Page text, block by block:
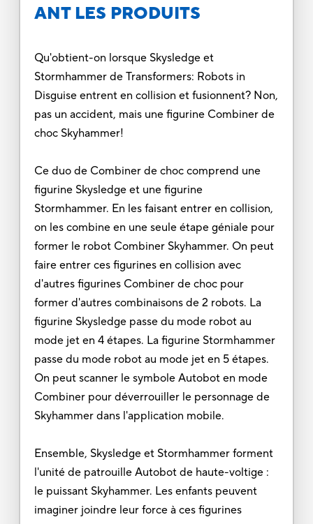
ANT LES PRODUITS
Qu'obtient-on lorsque Skysledge et
Stormhammer de Transformers: Robots in
Disguise entrent en collision et fusionnent? Non,
pas un accident, mais une figurine Combiner de
choc Skyhammer!
Ce duo de Combiner de choc comprend une
figurine Skysledge et une figurine
Stormhammer. En les faisant entrer en collision,
on les combine en une seule étape géniale pour
former le robot Combiner Skyhammer. On peut
faire entrer ces figurines en collision avec
d'autres figurines Combiner de choc pour
former d'autres combinaisons de 2 robots. La
figurine Skysledge passe du mode robot au
mode jet en 4 étapes. La figurine Stormhammer
passe du mode robot au mode jet en 5 étapes.
On peut scanner le symbole Autobot en mode
Combiner pour déverrouiller le personnage de
Skyhammer dans l'application mobile.
Ensemble, Skysledge et Stormhammer forment
l'unité de patrouille Autobot de haute-voltige :
le puissant Skyhammer. Les enfants peuvent
imaginer joindre leur force à ces figurines